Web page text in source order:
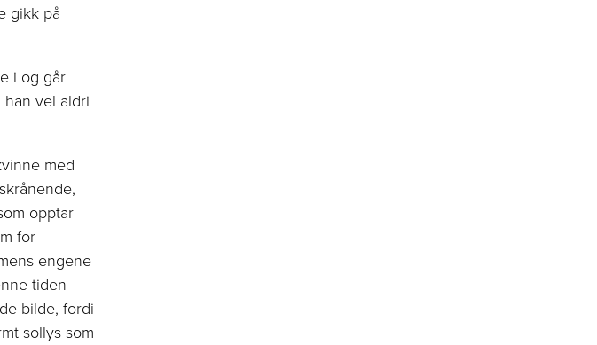
gikk på
i og går
vel aldri
med
opptar
for
engene
tiden
bilde, fordi
sollys som